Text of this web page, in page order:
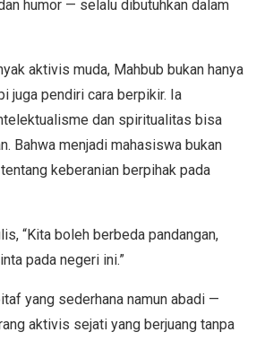
humor — selalu dibutuhkan dalam
aktivis muda, Mahbub bukan hanya
juga pendiri cara berpikir. Ia
dan spiritualitas bisa
Bahwa menjadi mahasiswa bukan
keberanian berpihak pada
“Kita boleh berbeda pandangan,
pada negeri ini.”
yang sederhana namun abadi —
aktivis sejati yang berjuang tanpa